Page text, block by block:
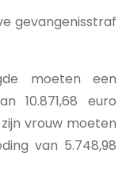
gevangenisstraf
moeten een
10.871,68 euro
vrouw moeten
van 5.748,98